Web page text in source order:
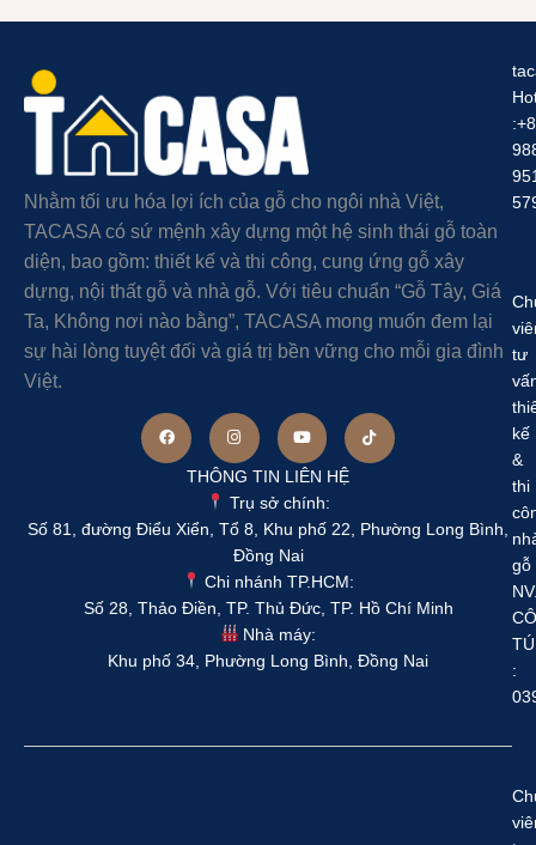
Nhằm tối ưu hóa lợi ích của gỗ cho ngôi nhà Việt,
TACASA có sứ mệnh xây dựng một hệ sinh thái gỗ toàn
diện, bao gồm: thiết kế và thi công, cung ứng gỗ xây
dựng, nội thất gỗ và nhà gỗ. Với tiêu chuẩn “Gỗ Tây, Giá
Ta, Không nơi nào bằng”, TACASA mong muốn đem lại
sự hài lòng tuyệt đối và giá trị bền vững cho mỗi gia đình
Việt.
THÔNG TIN LIÊN HỆ
Trụ sở chính:
Số 81, đường Điểu Xiển, Tổ 8, Khu phố 22, Phường Long Bình,
Đồng Nai
Chi nhánh TP.HCM:
Số 28, Thảo Điền, TP. Thủ Đức, TP. Hồ Chí Minh
Nhà máy:
Khu phố 34, Phường Long Bình, Đồng Nai
tư
kế
&
thi
gỗ
TÚ
: